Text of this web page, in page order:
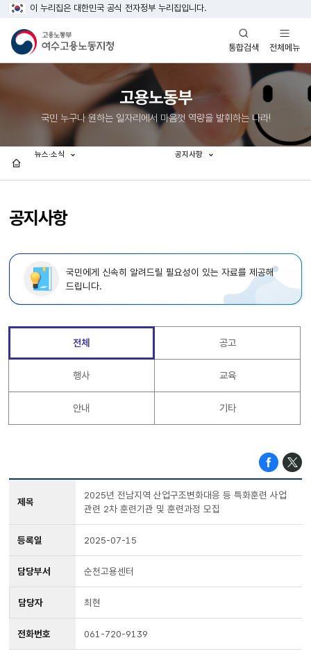
이 누리집은 대한민국 공식 전자정부 누리집입니다.
통합검색
열기
전체메뉴
열기
고용노동부
국민 누구나 원하는 일자리에서 마음껏 역량을 발휘하는 나라!
공지사항
뉴스·소식 공지사항
국민에게 신속히 알려드릴 필요성이 있는 자료를 제공해
드립니다.
전체 공고
행사 교육
안내 기타
제목
2025년 전남지역 산업구조변화대응 등 특화훈련 사업
관련 2차 훈련기관 및 훈련과정 모집
등록일 2025-07-15
담당부서 순천고용센터
담당자 최현
전화번호 061-720-9139